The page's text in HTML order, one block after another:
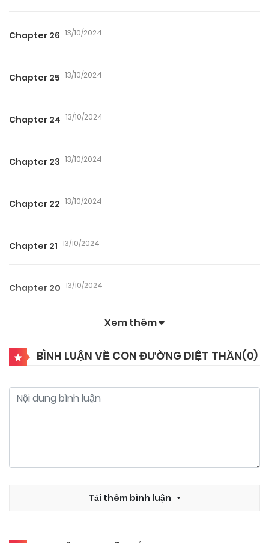
Chapter 26 13/10/2024
Chapter 25 13/10/2024
Chapter 24 13/10/2024
Chapter 23 13/10/2024
Chapter 22 13/10/2024
Chapter 21 13/10/2024
Chapter 20 13/10/2024
13/10/2024
Chapter 14
Xem thêm
BÌNH LUẬN VỀ CON ĐƯỜNG DIỆT THẦN(0)
Tải thêm bình luận